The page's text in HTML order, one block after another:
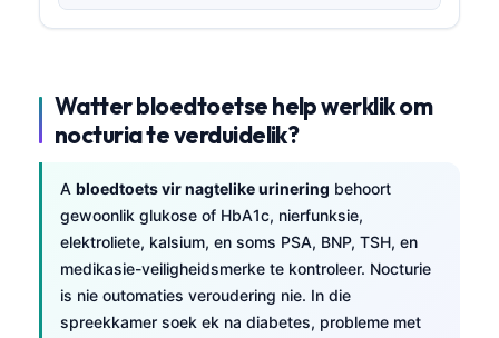
Watter bloedtoetse help werklik om
nocturia te verduidelik?
A bloedtoets vir nagtelike urinering behoort
gewoonlik glukose of HbA1c, nierfunksie,
elektroliete, kalsium, en soms PSA, BNP, TSH, en
medikasie-veiligheidsmerke te kontroleer. Nocturie
is nie outomaties veroudering nie. In die
spreekkamer soek ek na diabetes, probleme met